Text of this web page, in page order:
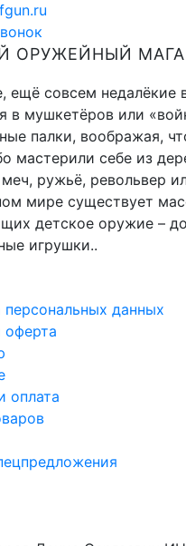
ОРУЖЕЙНЫЙ
ещё совсем недалёкие
в мушкетёров или
палки, воображая,
мастерили себе из
ружьё, револьвер
мире существует
детское оружие –
игрушки..
персональных данных
оферта
оплата